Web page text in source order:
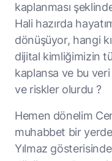
kaplanması
Hali hazırda
dönüşüyor, hangi
dijital kimliğimizin
kaplansa ve bu veri
ve riskler olurdu ?
Hemen dönelim
muhabbet bir yerde
Yılmaz